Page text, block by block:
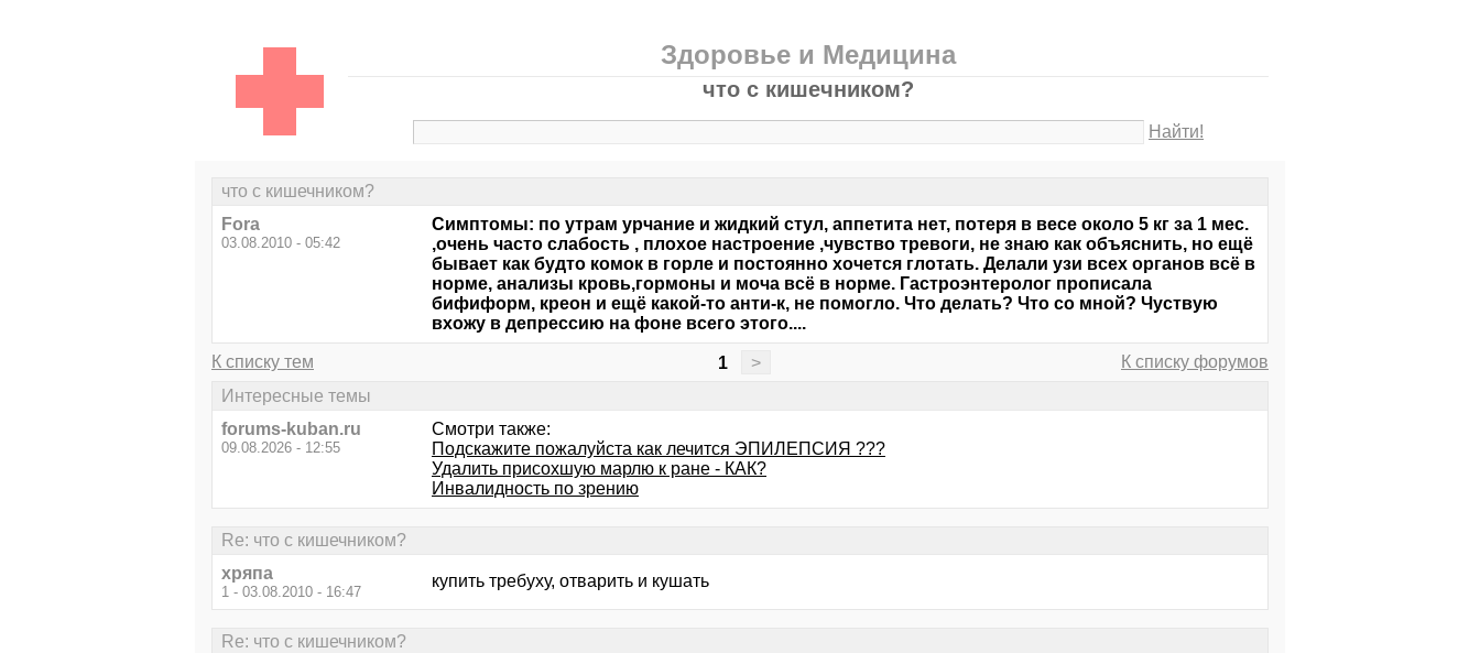
Здоровье и Медицина
что с кишечником?
Найти!
что с кишечником?
Fora
03.08.2010 - 05:42
Симптомы: по утрам урчание и жидкий стул, аппетита нет, потеря в весе около 5 кг за 1 мес.
,очень часто слабость , плохое настроение ,чувство тревоги, не знаю как объяснить, но ещё
бывает как будто комок в горле и постоянно хочется глотать. Делали узи всех органов всё в
норме, анализы кровь,гормоны и моча всё в норме. Гастроэнтеролог прописала
бифиформ, креон и ещё какой-то анти-к, не помогло. Что делать? Что со мной? Чуствую
вхожу в депрессию на фоне всего этого....
К списку тем 1 >
К списку форумов
Интересные темы
forums-kuban.ru
09.08.2026 - 12:55
Смотри также:
Подскажите пожалуйста как лечится ЭПИЛЕПСИЯ ???
Удалить присохшую марлю к ране - КАК?
Инвалидность по зрению
Re: что с кишечником?
хряпа
1 - 03.08.2010 - 16:47
купить требуху, отварить и кушать
Re: что с кишечником?